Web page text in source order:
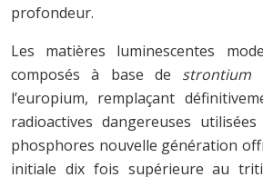
profondeur.
Les matières luminescentes
composés à base de strontium
l’europium, remplaçant
radioactives dangereuses
phosphores nouvelle génération
initiale dix fois supérieure au